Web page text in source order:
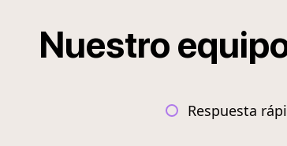
Nuestro
Respuesta